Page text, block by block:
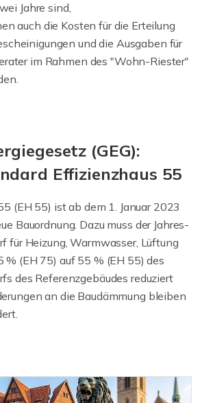
Jahre sind,
auch die Kosten für die Erteilung
und die Ausgaben für
im Rahmen des "Wohn-Riester"
(GEG):
Effizienzhaus 55
(EH 55) ist ab dem 1. Januar 2023
Bauordnung. Dazu muss der Jahres-
für Heizung, Warmwasser, Lüftung
% (EH 75) auf 55 % (EH 55) des
des Referenzgebäudes reduziert
an die Baudämmung bleiben